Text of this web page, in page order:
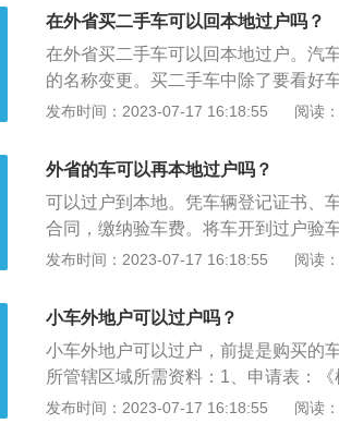
技术检验合格证明、车船税纳税或者
证；⑧、《机动车注册、转移注销登
续①、新车主身份证原件1张、复印件
是公户，则为单位组织机构代码原件
3张；④、如果买方是外地户口上当
交经办人身份证明原件和复印件)，
录；5.收回原车牌，然后车管所会发
办理过户。流程:首先拿着过户地车管
了。
辆所属人发生变更。车辆转籍注意事
车辆管理机关办理手续。车辆所属人
址及号牌的变更。
在外省买二手车可以回本地过户吗？
在外省买二手车可以回本地过户。汽
的名称变更。买二手车中除了要看好
续。汽车过户的原理：每辆汽车都有
没有肇事和违章，当车子有点问题时
发布时间：2023-07-17 16:18:55 阅读
外省的车可以再本地过户吗？
可以过户到本地。凭车辆登记证书、
合同，缴纳验车费。将车开到过户验
合格后，验证车辆手续及车主证件是
登记业务。车主信息更改完毕后，交
发布时间：2023-07-17 16:18:55 阅读
小车外地户可以过户吗？
小车外地户可以过户，前提是购买的
所管辖区域所需资料：1、申请表：
表》原件(本人签字或代理人签字)；2
发布时间：2023-07-17 16:18:55 阅读